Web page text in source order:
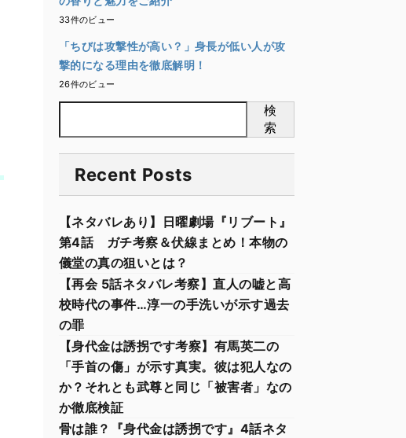
33件のビュー
「ちびは攻撃性が高い？」身長が低い人が攻
撃的になる理由を徹底解明！
26件のビュー
検
索
Recent Posts
【ネタバレあり】日曜劇場『リブート』
第4話 ガチ考察＆伏線まとめ！本物の
儀堂の真の狙いとは？
【再会 5話ネタバレ考察】直人の嘘と高
校時代の事件…淳一の手洗いが示す過去
の罪
【身代金は誘拐です考察】有馬英二の
「手首の傷」が示す真実。彼は犯人なの
か？それとも武尊と同じ「被害者」なの
か徹底検証
骨は誰？『身代金は誘拐です』4話ネタ